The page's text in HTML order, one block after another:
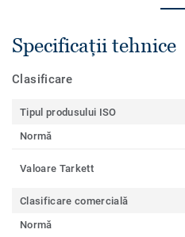
Specificații tehnice
Clasificare
Tipul produsului ISO
Normă
Valoare Tarkett
Clasificare comercială
Normă